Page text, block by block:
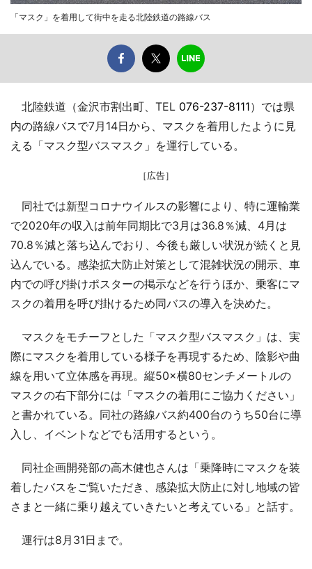
「マスク」を着用して街中を走る北陸鉄道の路線バス
北陸鉄道（金沢市割出町、TEL 076-237-8111）では県
内の路線バスで7月14日から、マスクを着用したように見
える「マスク型バスマスク」を運行している。
［広告］
同社では新型コロナウイルスの影響により、特に運輸業
で2020年の収入は前年同期比で3月は36.8％減、4月は
70.8％減と落ち込んでおり、今後も厳しい状況が続くと見
込んでいる。感染拡大防止対策として混雑状況の開示、車
内での呼び掛けポスターの掲示などを行うほか、乗客にマ
スクの着用を呼び掛けるため同バスの導入を決めた。
マスクをモチーフとした「マスク型バスマスク」は、実
際にマスクを着用している様子を再現するため、陰影や曲
線を用いて立体感を再現。縦50×横80センチメートルの
マスクの右下部分には「マスクの着用にご協力ください」
と書かれている。同社の路線バス約400台のうち50台に導
入し、イベントなどでも活用するという。
同社企画開発部の高木健也さんは「乗降時にマスクを装
着したバスをご覧いただき、感染拡大防止に対し地域の皆
さまと一緒に乗り越えていきたいと考えている」と話す。
運行は8月31日まで。